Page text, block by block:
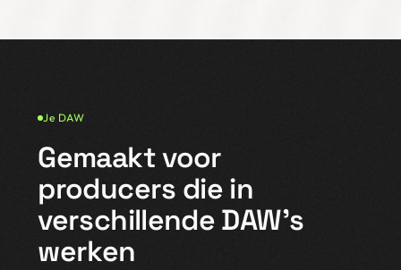
Je DAW
Gemaakt voor
producers die in
verschillende DAW’s
werken